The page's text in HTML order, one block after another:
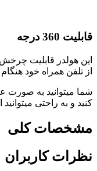
قابلیت 360 درجه
از تلفن همراه خود
شما میتوانید به صورت
کنید و به راحتی میتوانید
مشخصات کلی
نظرات کاربران